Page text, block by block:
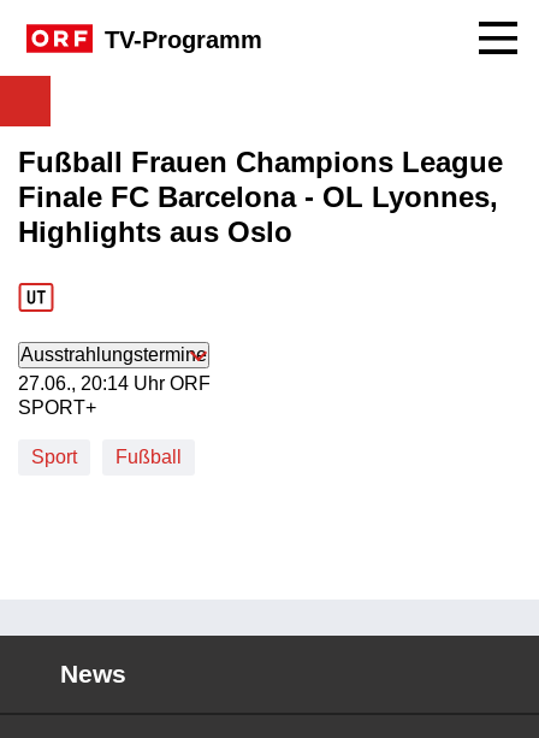
TV-Programm
Fußball Frauen Champions League
Finale FC Barcelona - OL Lyonnes,
Highlights aus Oslo
Ausstrahlungstermine
27. Juni, 20:14 Uhr in ORF SPORT+
27.06., 20:14 Uhr ORF
SPORT+
Sport Fußball
News